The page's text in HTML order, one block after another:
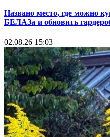
Названо место, где можно
БЕЛАЗа и обновить
02.08.26 15:03